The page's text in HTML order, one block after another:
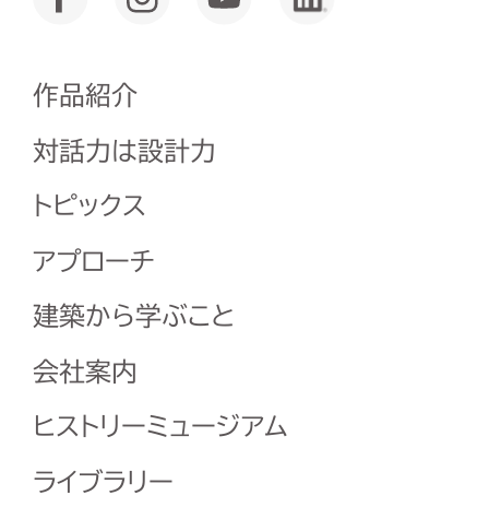
作品紹介
対話力は設計力
トピックス
アプローチ
建築から学ぶこと
会社案内
ヒストリーミュージアム
ライブラリー